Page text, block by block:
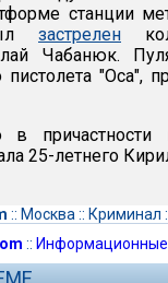
станции
застрелен
Чабанюк.
пистолета "Оса",
в причастности
25-летнего
:: Москва :: Криминал
:: Информационные